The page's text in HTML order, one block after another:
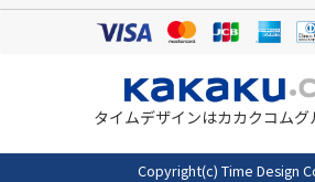
タイムデザインはカカクコムグ
Copyright(c) Time Design